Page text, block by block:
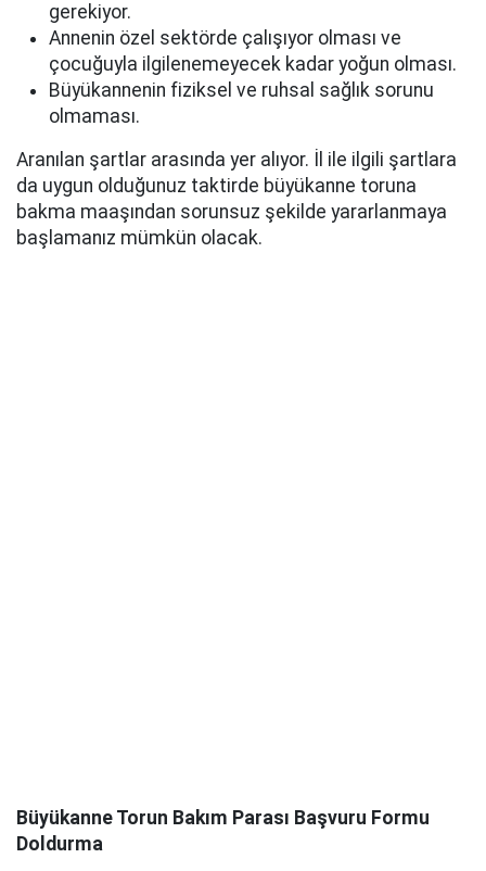
gerekiyor.
Annenin özel sektörde çalışıyor olması ve
çocuğuyla ilgilenemeyecek kadar yoğun olması.
Büyükannenin fiziksel ve ruhsal sağlık sorunu
olmaması.
Aranılan şartlar arasında yer alıyor. İl ile ilgili şartlara
da uygun olduğunuz taktirde büyükanne toruna
bakma maaşından sorunsuz şekilde yararlanmaya
başlamanız mümkün olacak.
Büyükanne Torun Bakım Parası Başvuru Formu
Doldurma